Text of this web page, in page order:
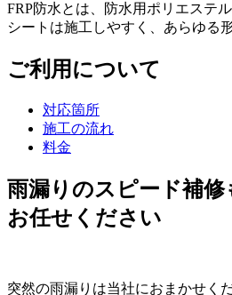
FRP防水とは、防水用ポリエステ
シートは施工しやすく、あらゆる
ご利用について
対応箇所
施工の流れ
料金
雨漏りのスピード補修
お任せください
突然の雨漏りは当社におまかせく